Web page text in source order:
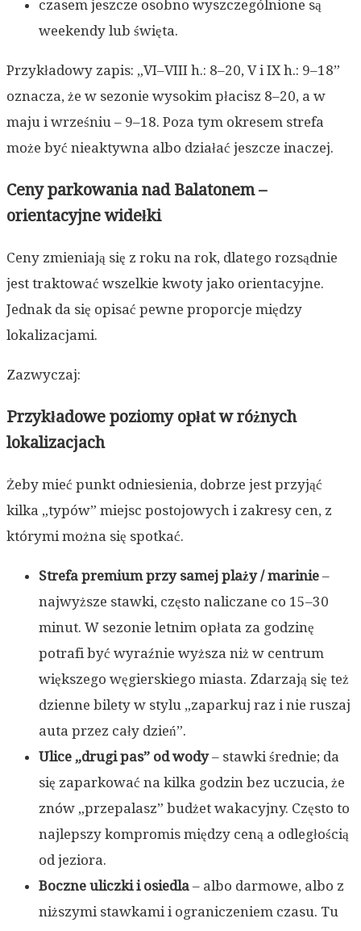
czasem jeszcze osobno wyszczególnione są
weekendy lub święta.
Przykładowy zapis: „VI–VIII h.: 8–20, V i IX h.: 9–18”
oznacza, że w sezonie wysokim płacisz 8–20, a w
maju i wrześniu – 9–18. Poza tym okresem strefa
może być nieaktywna albo działać jeszcze inaczej.
Ceny parkowania nad Balatonem –
orientacyjne widełki
Ceny zmieniają się z roku na rok, dlatego rozsądnie
jest traktować wszelkie kwoty jako orientacyjne.
Jednak da się opisać pewne proporcje między
lokalizacjami.
Zazwyczaj:
Przykładowe poziomy opłat w różnych
lokalizacjach
Żeby mieć punkt odniesienia, dobrze jest przyjąć
kilka „typów” miejsc postojowych i zakresy cen, z
którymi można się spotkać.
Strefa premium przy samej plaży / marinie –
najwyższe stawki, często naliczane co 15–30
minut. W sezonie letnim opłata za godzinę
potrafi być wyraźnie wyższa niż w centrum
większego węgierskiego miasta. Zdarzają się też
dzienne bilety w stylu „zaparkuj raz i nie ruszaj
auta przez cały dzień”.
Ulice „drugi pas” od wody– stawki średnie; da
się zaparkować na kilka godzin bez uczucia, że
znów „przepalasz” budżet wakacyjny. Często to
najlepszy kompromis między ceną a odległością
od jeziora.
Boczne uliczki i osiedla – albo darmowe, albo z
niższymi stawkami i ograniczeniem czasu. Tu